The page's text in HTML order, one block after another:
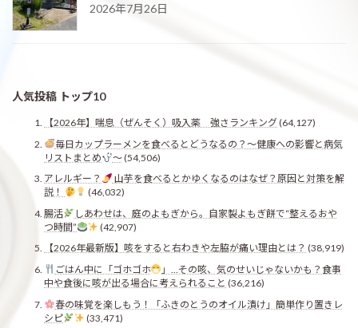
2026年7月26日
人気投稿 トップ10
【2026年】喘息（ぜんそく）吸入薬 強さランキング(64,127)
毎日カップラーメンを食べるとどうなるの？〜健康への影響と病気
リストまとめ
〜(54,506)
アレルギー？
山芋を食べるとかゆくなるのはなぜ？原因と対策を解
説！
(46,032)
腸活
しあわせは、庭のよもぎから。自家製よもぎ餅で“整えるおや
つ時間”
(42,907)
【2026年最新版】咳をすると右わきや左脇が痛い理由とは？ (38,919)
ごはん中に「ゴホゴホ
」…その咳、気のせいじゃないかも？食事
中や食後に咳が出る場合に考えられること (36,216)
春の味覚を楽しもう！「ふきのとうのオイル漬け」簡単作り置きレ
シピ
(33,471)